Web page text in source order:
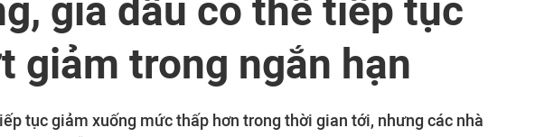
giá dầu có thể tiếp tục
giảm trong ngắn hạn
tục giảm xuống mức thấp hơn trong thời gian tới, nhưng các nhà